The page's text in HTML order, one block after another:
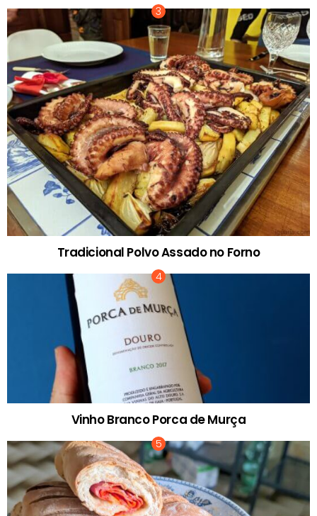
Tradicional Polvo Assado no Forno
Vinho Branco Porca de Murça